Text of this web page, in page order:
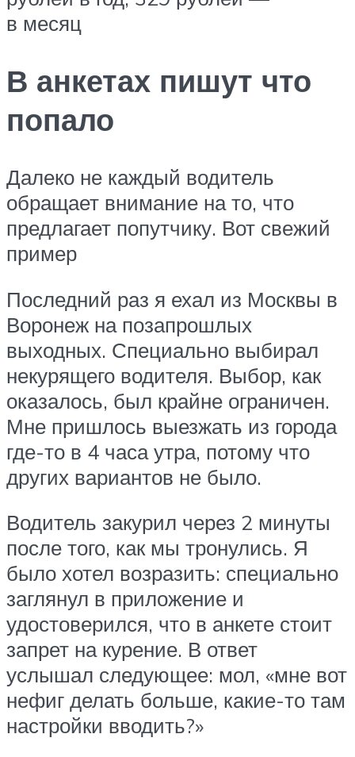
в месяц
В анкетах пишут что
попало
Далеко не каждый водитель
обращает внимание на то, что
предлагает попутчику. Вот свежий
пример
Последний раз я ехал из Москвы в
Воронеж на позапрошлых
выходных. Специально выбирал
некурящего водителя. Выбор, как
оказалось, был крайне ограничен.
Мне пришлось выезжать из города
где-то в 4 часа утра, потому что
других вариантов не было.
Водитель закурил через 2 минуты
после того, как мы тронулись. Я
было хотел возразить: специально
заглянул в приложение и
удостоверился, что в анкете стоит
запрет на курение. В ответ
услышал следующее: мол, «мне вот
нефиг делать больше, какие-то там
настройки вводить?»